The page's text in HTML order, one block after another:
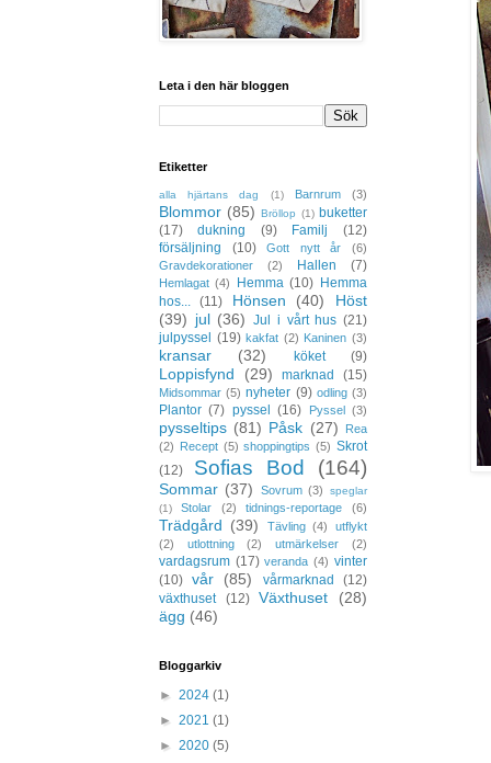
Leta i den här bloggen
Etiketter
alla hjärtans dag (1) Barnrum (3)
Blommor (85) Bröllop (1) buketter
(17)
dukning (9) Familj
(12)
försäljning
(10) Gott nytt år
(6)
Gravdekorationer
(2) Hallen (7)
Hemlagat (4) Hemma (10) Hemma
hos...
(11) Hönsen (40)
Höst
(39) jul (36) Jul i vårt hus (21)
julpyssel
(19) kakfat (2) Kaninen (3)
kransar (32) köket (9)
Loppisfynd (29) marknad (15)
Midsommar (5) nyheter (9) odling (3)
Plantor (7) pyssel (16) Pyssel (3)
pysseltips (81) Påsk (27)
Rea
(2) Recept (5) shoppingtips (5) Skrot
(12)
Sofias Bod (164)
Sommar (37) Sovrum (3)
speglar
(1)
Stolar (2) tidnings-reportage (6)
Trädgård (39) Tävling (4)
utflykt
(2)
utlottning (2) utmärkelser (2)
vardagsrum (17) veranda (4) vinter
(10) vår (85) vårmarknad
(12)
växthuset
(12) Växthuset
(28)
ägg (46)
Bloggarkiv
► 2024 (1)
► 2021 (1)
► 2020 (5)